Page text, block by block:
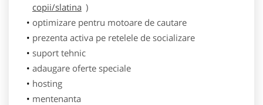
copii/slatina )
optimizare pentru motoare de cautare
prezenta activa pe retelele de socializare
suport tehnic
adaugare oferte speciale
hosting
mentenanta